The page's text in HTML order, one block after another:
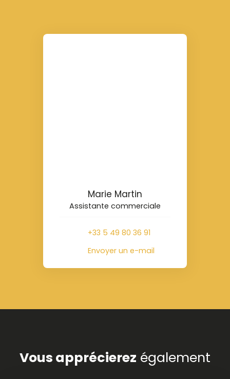
Marie Martin
Assistante commerciale
+33 5 49 80 36 91
Envoyer un e-mail
Vous apprécierez également